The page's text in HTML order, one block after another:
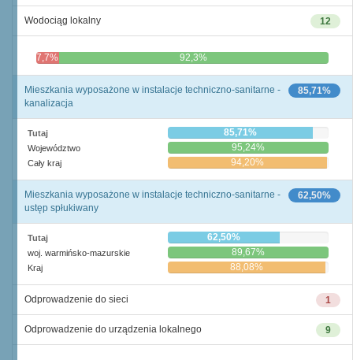
12
Wodociąg lokalny
7,7% 92,3%
85,71%
Mieszkania wyposażone w instalacje techniczno-sanitarne -
kanalizacja
Tutaj 85,71%
Województwo 95,24%
Cały kraj 94,20%
62,50%
Mieszkania wyposażone w instalacje techniczno-sanitarne -
ustęp spłukiwany
Tutaj 62,50%
woj. warmińsko-mazurskie 89,67%
Kraj 88,08%
1
Odprowadzenie do sieci
9
Odprowadzenie do urządzenia lokalnego